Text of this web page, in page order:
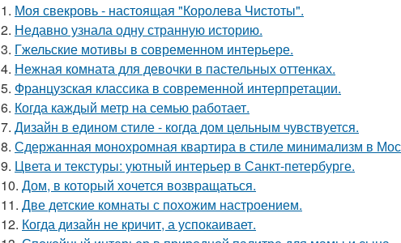
1. Моя свекровь - настоящая "Королева Чистоты".
2. Недавно узнала одну странную историю.
3. Гжельские мотивы в современном интерьере.
4. Нежная комната для девочки в пастельных оттенках.
5. Французская классика в современной интерпретации.
6. Когда каждый метр на семью работает.
7. Дизайн в едином стиле - когда дом цельным чувствуется.
8. Сдержанная монохромная квартира в стиле минимализм в
9. Цвета и текстуры: уютный интерьер в Санкт-петербурге.
10. Дом, в который хочется возвращаться.
11. Две детские комнаты с похожим настроением.
12. Когда дизайн не кричит, а успокаивает.